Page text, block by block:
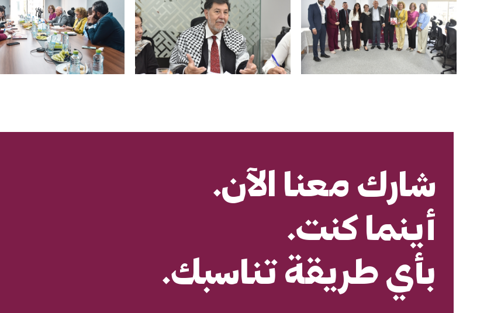
شارك معنا الآن.
أينما كنت.
بأي طريقة تناسبك.